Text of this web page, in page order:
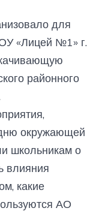
для
«Лицей №1» г.
районного
окружающей
школьникам о
влияния
какие
АО